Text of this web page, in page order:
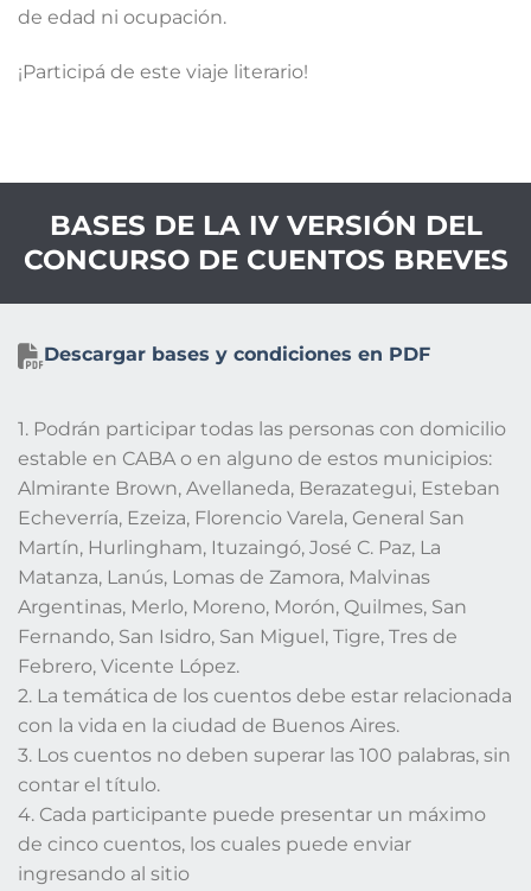
de edad ni ocupación.
¡Participá de este viaje literario!
BASES DE LA IV VERSIÓN DEL
CONCURSO DE CUENTOS BREVES
Descargar bases y condiciones en PDF
1. Podrán participar todas las personas con domicilio
estable en CABA o en alguno de estos municipios:
Almirante Brown, Avellaneda, Berazategui, Esteban
Echeverría, Ezeiza, Florencio Varela, General San
Martín, Hurlingham, Ituzaingó, José C. Paz, La
Matanza, Lanús, Lomas de Zamora, Malvinas
Argentinas, Merlo, Moreno, Morón, Quilmes, San
Fernando, San Isidro, San Miguel, Tigre, Tres de
Febrero, Vicente López.
2. La temática de los cuentos debe estar relacionada
con la vida en la ciudad de Buenos Aires.
3. Los cuentos no deben superar las 100 palabras, sin
contar el título.
4. Cada participante puede presentar un máximo
de cinco cuentos, los cuales puede enviar
ingresando al sitio